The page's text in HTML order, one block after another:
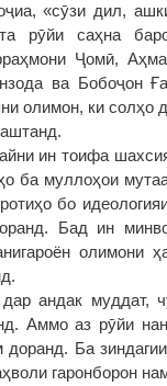
«сӯзи дил,
рӯйи саҳна
Ҷомӣ,
ва Бобоҷон
олимон, ки солҳо
ин тоифа
ба муллоҳои
бо
Бад ин
олимони
андак муддат,
Аммо аз рӯйи
доранд. Ба
гаронборон